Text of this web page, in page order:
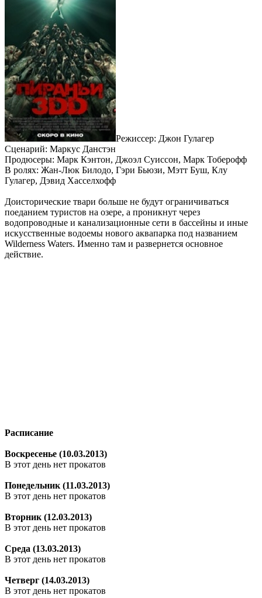
Режиссер: Джон Гулагер
Сценарий: Маркус Данстэн
Продюсеры: Марк Кэнтон, Джоэл Суиссон, Марк Тоберофф
В ролях: Жан-Люк Билодо, Гэри Бьюзи, Мэтт Буш, Клу
Гулагер, Дэвид Хасселхофф
Доисторические твари больше не будут ограничиваться
поеданием туристов на озере, а проникнут через
водопроводные и канализационные сети в бассейны и иные
искусственные водоемы нового аквапарка под названием
Wilderness Waters. Именно там и развернется основное
действие.
Расписание
Воскресенье (10.03.2013)
В этот день нет прокатов
Понедельник (11.03.2013)
В этот день нет прокатов
Вторник (12.03.2013)
В этот день нет прокатов
Среда (13.03.2013)
В этот день нет прокатов
Четверг (14.03.2013)
В этот день нет прокатов